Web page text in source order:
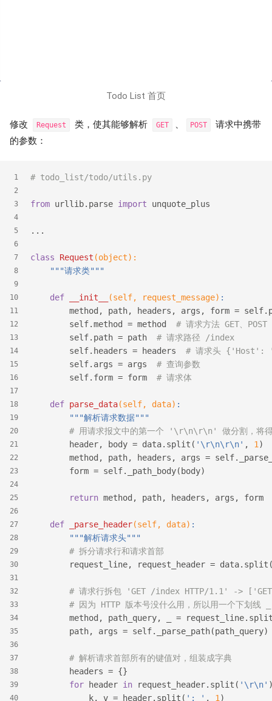
Todo List 首页
修改 Request 类，使其能够解析 GET 、 POST
请求中携带
的参数：
1
2
3
4
5
6
7
8
9
10
11
12
13
14
15
16
17
18
19
20
21
22
23
24
25
26
27
28
29
30
31
32
33
34
35
36
37
38
39
40
# todo_list/todo/utils.py
from urllib.parse import unquote_plus
...
class Request (object) :
"""请求类"""
def __init__ (self, request_message) :
method, path, headers, args, form =
        self.method = method
# 请求方法 GET、POST
        self.path = path
# 请求路径 /index
        self.headers = headers
# 请求头 {'Host':
        self.args = args
# 查询参数
        self.form = form
# 请求体
def parse_data(self, data) :
"""解析请求数据"""
# 用请求报文中的第一个 '\r\n\r\n' 做分割，将得
        header, body = data.split(
'\r\n\r\n' , 1 )
method, path, headers, args =
        form = self._path_body(body)
return method, path, headers, args, form
def _parse_header(self, data) :
"""解析请求头"""
# 拆分请求行和请求首部
request_line, request_header =
# 请求行拆包 'GET /index HTTP/1.1' ->
# 因为 HTTP 版本号没什么用，所以用一个下划线
method, path_query, _ =
        path, args = self._parse_path(path_query)
# 解析请求首部所有的键值对，组装成字典
        headers = {}
for header in request_header.split( '\r\n'
            k, v = header.split(
': ' , 1 )